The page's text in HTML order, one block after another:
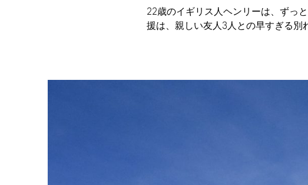
22歳のイギリス人ヘンリーは、ずっ
援は、親しい友人3人との早すぎる別